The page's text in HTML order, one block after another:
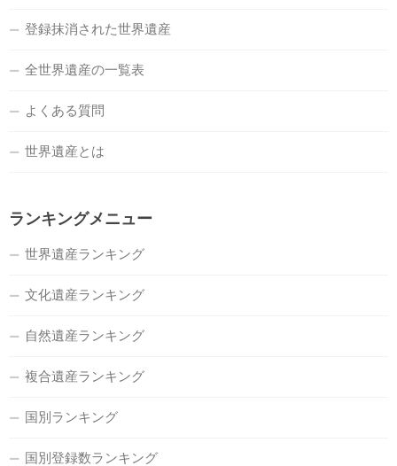
登録抹消された世界遺産
全世界遺産の一覧表
よくある質問
世界遺産とは
ランキングメニュー
世界遺産ランキング
文化遺産ランキング
自然遺産ランキング
複合遺産ランキング
国別ランキング
国別登録数ランキング